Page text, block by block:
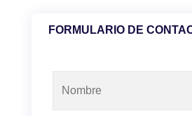
FORMULARIO DE